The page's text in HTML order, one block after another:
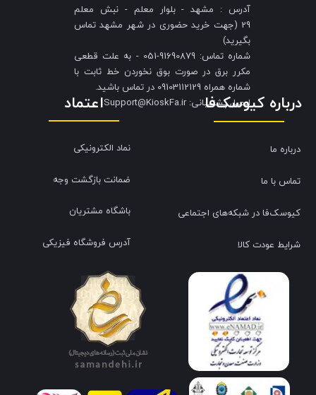
آدرس : مشهد - بلوار معلم - نبش معلم
29 (جهت خرید حضوری در شهر مشهد تماس
بگیرید)
شماره تماس: 91690879-051 - به علت قطعی
مکرر برق در صورت بوق نخوردن خط ثابت با
شماره همراه 09103112129 در تماس باشید.
​​​​​​​ایمیل پشتیبانی: Support@KioskFa.ir
اعتماد
نماد الکترونیکی
ضمانت بازگشت وجه
باشگاه مشتریان
آدرس فروشگاه فیزیکی
درباره کیوسک‌فا
درباره ما
تماس با ما
کیوسک‌فا در شبکه‌های اجتماعی
شرایط عودت کالا